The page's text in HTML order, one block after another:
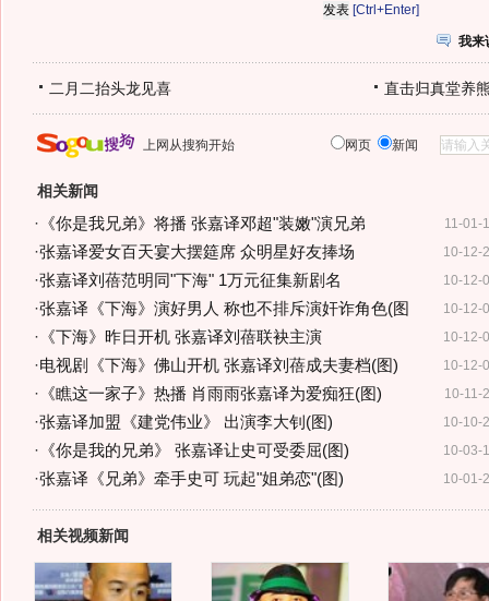
[Ctrl+Enter]
我来
二月二抬头龙见喜 直击归真堂养
上网从搜狗开始 网页 新闻
相关新闻
11-01-
· 《你是我兄弟》将播 张嘉译邓超"装嫩"演兄弟
10-12-
·张嘉译爱女百天宴大摆筵席 众明星好友捧场
10-12-
·张嘉译刘蓓范明同"下海" 1万元征集新剧名
10-12-
·张嘉译《下海》演好男人 称也不排斥演奸诈角色(图
10-12-
· 《下海》昨日开机 张嘉译刘蓓联袂主演
10-12-
·电视剧《下海》佛山开机 张嘉译刘蓓成夫妻档(图)
10-11-
· 《瞧这一家子》热播 肖雨雨张嘉译为爱痴狂(图)
10-10-
·张嘉译加盟《建党伟业》 出演李大钊(图)
10-03-
· 《你是我的兄弟》 张嘉译让史可受委屈(图)
10-01-
·张嘉译《兄弟》牵手史可 玩起"姐弟恋"(图)
相关视频新闻